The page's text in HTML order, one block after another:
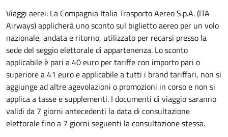
Viaggi aerei: La Compagnia Italia Trasporto Aereo S.p.A. (ITA
Airways) applicherà uno sconto sul biglietto aereo per un volo
nazionale, andata e ritorno, utilizzato per recarsi presso la
sede del seggio elettorale di appartenenza. Lo sconto
applicabile è pari a 40 euro per tariffe con importo pari o
superiore a 41 euro e applicabile a tutti i brand tariffari, non si
aggiunge ad altre agevolazioni o promozioni in corso e non si
applica a tasse e supplementi. I documenti di viaggio saranno
validi da 7 giorni antecedenti la data di consultazione
elettorale fino a 7 giorni seguenti la consultazione stessa.